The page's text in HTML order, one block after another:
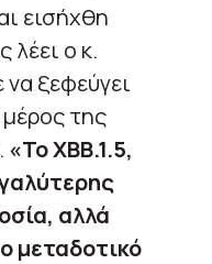
εισήχθη
λέει ο κ.
ξεφεύγει
της
«Το ΧΒΒ.1.5,
αλλά
μεταδοτικό